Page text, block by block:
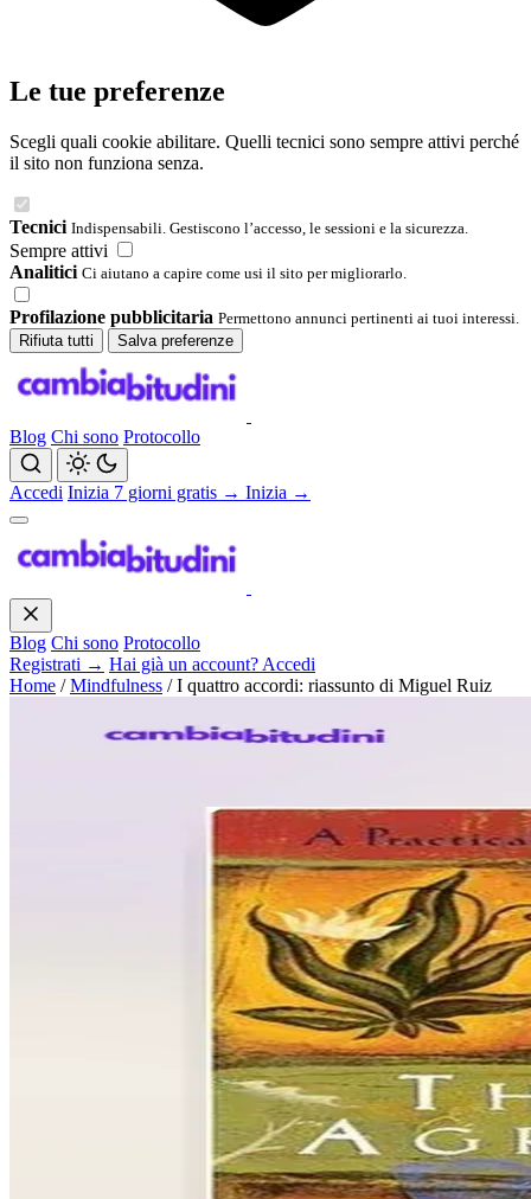
Le tue preferenze
Scegli quali cookie abilitare. Quelli tecnici sono sempre attivi perché
il sito non funziona senza.
Tecnici Indispensabili. Gestiscono l’accesso, le sessioni e la sicurezza.
Sempre attivi
Analitici Ci aiutano a capire come usi il sito per migliorarlo.
Profilazione pubblicitaria Permettono annunci pertinenti ai tuoi interessi.
Rifiuta tutti
Salva preferenze
Blog Chi sono Protocollo
Accedi Inizia 7 giorni gratis → Inizia →
Blog Chi sono Protocollo
Registrati → Hai già un account? Accedi
Home / Mindfulness / I quattro accordi: riassunto di Miguel Ruiz